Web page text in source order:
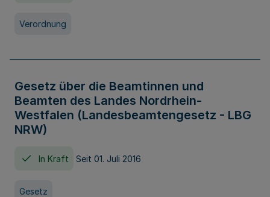
Verordnung
Gesetz über die Beamtinnen und
Beamten des Landes Nordrhein-
Westfalen (Landesbeamtengesetz - LBG
NRW)
In Kraft Seit 01. Juli 2016
Gesetz